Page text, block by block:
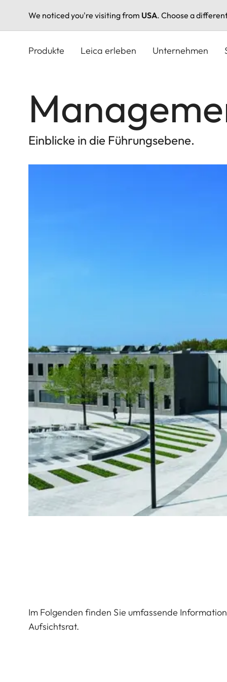
We noticed you're visiting from USA. Choose a
Produkte Leica erleben Unternehmen
Einblicke in die Führungsebene.
Im Folgenden finden Sie umfassende
Aufsichtsrat.